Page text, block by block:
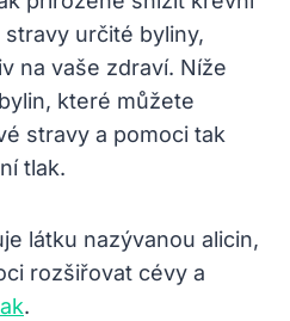
⁤určité byliny,
na vaše zdraví. Níže⁢
které můžete
stravy a pomoci tak⁢
tlak.
látku nazývanou⁤ alicin,
rozšiřovat ‌cévy ⁤a‍
.